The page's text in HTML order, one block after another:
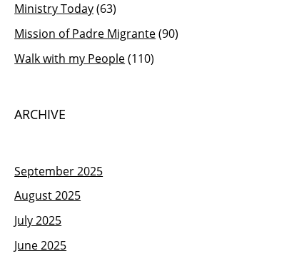
Ministry Today(63)
Mission of Padre Migrante(90)
Walk with my People(110)
ARCHIVE
September 2025
August 2025
July 2025
June 2025